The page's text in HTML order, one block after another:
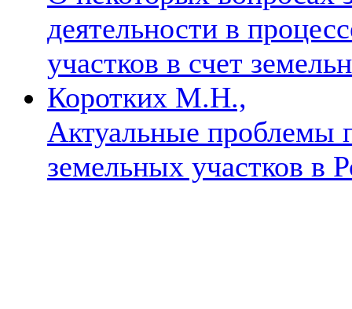
деятельности в
участков в счет
Коротких М.Н.,
Актуальные проблемы
земельных участков в